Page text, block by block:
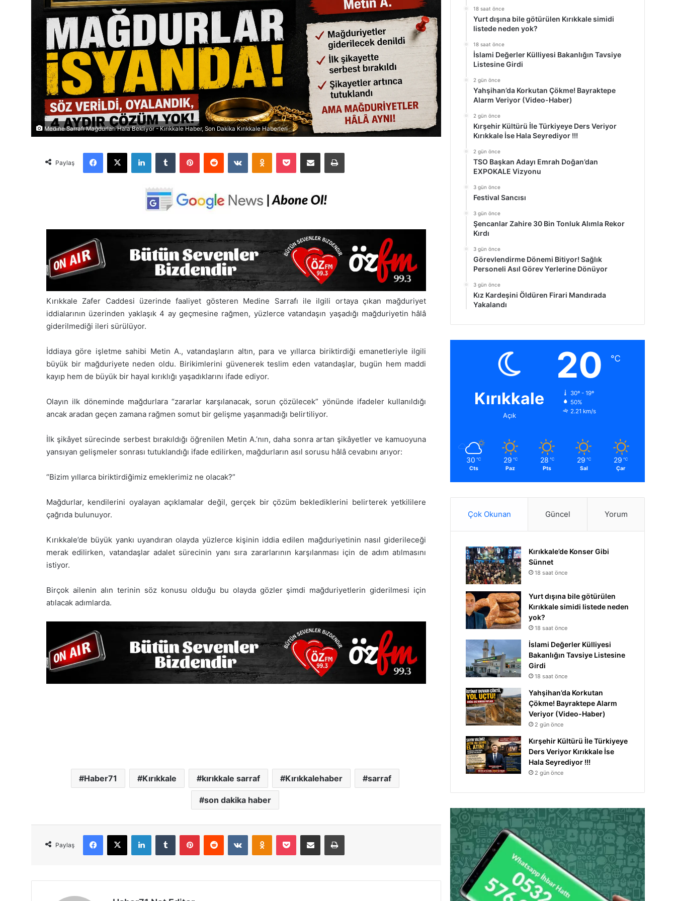
Medine Sarrafı Mağdurları Hala Bekliyor - Kırıkkale Haber, Son Dakika Kırıkkale Haberleri
Paylaş
Kırıkkale Zafer Caddesi üzerinde faaliyet gösteren Medine Sarrafı ile ilgili ortaya çıkan mağduriyet
iddialarının üzerinden yaklaşık 4 ay geçmesine rağmen, yüzlerce vatandaşın yaşadığı mağduriyetin hâlâ
giderilmediği ileri sürülüyor.
İddiaya göre işletme sahibi Metin A., vatandaşların altın, para ve yıllarca biriktirdiği emanetleriyle ilgili
büyük bir mağduriyete neden oldu. Birikimlerini güvenerek teslim eden vatandaşlar, bugün hem maddi
kayıp hem de büyük bir hayal kırıklığı yaşadıklarını ifade ediyor.
Olayın ilk döneminde mağdurlara “zararlar karşılanacak, sorun çözülecek” yönünde ifadeler kullanıldığı
ancak aradan geçen zamana rağmen somut bir gelişme yaşanmadığı belirtiliyor.
İlk şikâyet sürecinde serbest bırakıldığı öğrenilen Metin A.’nın, daha sonra artan şikâyetler ve kamuoyuna
yansıyan gelişmeler sonrası tutuklandığı ifade edilirken, mağdurların asıl sorusu hâlâ cevabını arıyor:
“Bizim yıllarca biriktirdiğimiz emeklerimiz ne olacak?”
Mağdurlar, kendilerini oyalayan açıklamalar değil, gerçek bir çözüm beklediklerini belirterek yetkililere
çağrıda bulunuyor.
Kırıkkale’de büyük yankı uyandıran olayda yüzlerce kişinin iddia edilen mağduriyetinin nasıl giderileceği
merak edilirken, vatandaşlar adalet sürecinin yanı sıra zararlarının karşılanması için de adım atılmasını
istiyor.
Birçok ailenin alın terinin söz konusu olduğu bu olayda gözler şimdi mağduriyetlerin giderilmesi için
atılacak adımlarda.
Haber71 Kırıkkale kırıkkale sarraf Kırıkkalehaber sarraf
son dakika haber
Paylaş
18 saat önce
Yurt dışına bile götürülen Kırıkkale simidi
listede neden yok?
18 saat önce
İslami Değerler Külliyesi Bakanlığın Tavsiye
Listesine Girdi
2 gün önce
Yahşihan’da Korkutan Çökme! Bayraktepe
Alarm Veriyor (Video-Haber)
2 gün önce
Kırşehir Kültürü İle Türkiyeye Ders Veriyor
Kırıkkale İse Hala Seyrediyor !!!
2 gün önce
TSO Başkan Adayı Emrah Doğan’dan
EXPOKALE Vizyonu
3 gün önce
Festival Sancısı
3 gün önce
Şencanlar Zahire 30 Bin Tonluk Alımla Rekor
Kırdı
3 gün önce
Görevlendirme Dönemi Bitiyor! Sağlık
Personeli Asıl Görev Yerlerine Dönüyor
3 gün önce
Kız Kardeşini Öldüren Firari Mandırada
Yakalandı
Kırıkkale
Açık
20 ℃
30º - 19º
50%
2.21 km/s
30 ℃
Cts
29 ℃
Paz
28 ℃
Pts
29 ℃
Sal
29 ℃
Çar
Çok Okunan Güncel Yorum
Kırıkkale’de Konser Gibi
Sünnet
18 saat önce
Yurt dışına bile götürülen
Kırıkkale simidi listede neden
yok?
18 saat önce
İslami Değerler Külliyesi
Bakanlığın Tavsiye Listesine
Girdi
18 saat önce
Yahşihan’da Korkutan
Çökme! Bayraktepe Alarm
Veriyor (Video-Haber)
2 gün önce
Kırşehir Kültürü İle Türkiyeye
Ders Veriyor Kırıkkale İse
Hala Seyrediyor !!!
2 gün önce